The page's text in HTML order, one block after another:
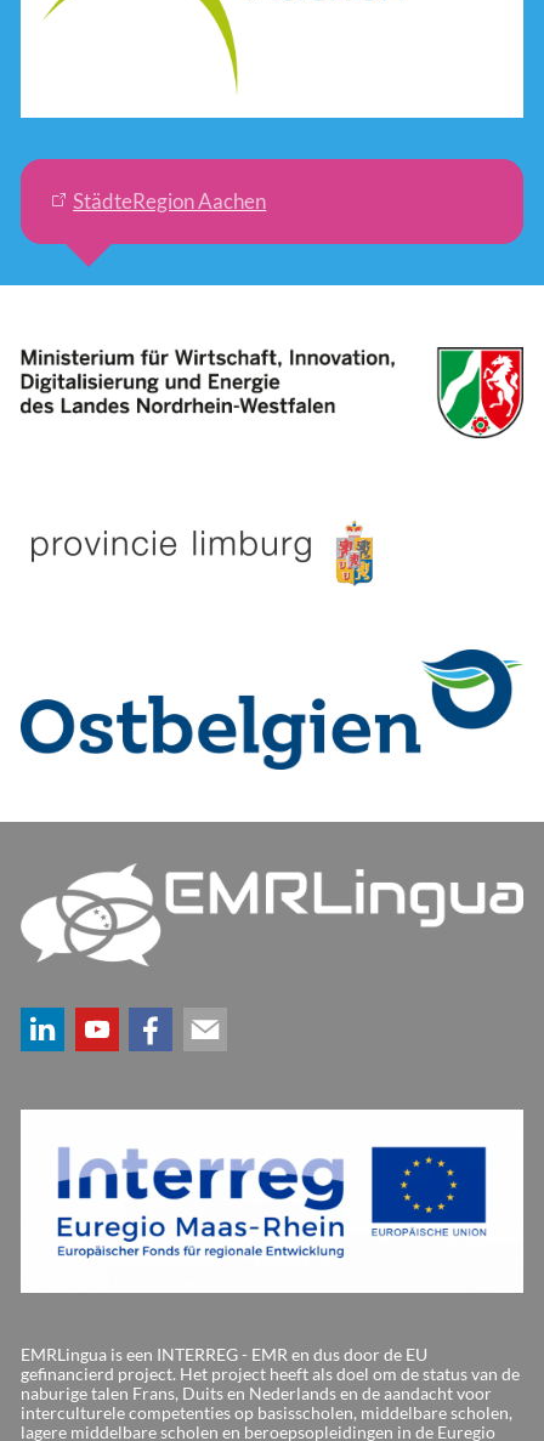
StädteRegion Aachen
EMRLingua is een INTERREG - EMR en dus door de EU
gefinancierd project. Het project heeft als doel om de status van de
naburige talen Frans, Duits en Nederlands en de aandacht voor
interculturele competenties op basisscholen, middelbare scholen,
lagere middelbare scholen en beroepsopleidingen in de Euregio